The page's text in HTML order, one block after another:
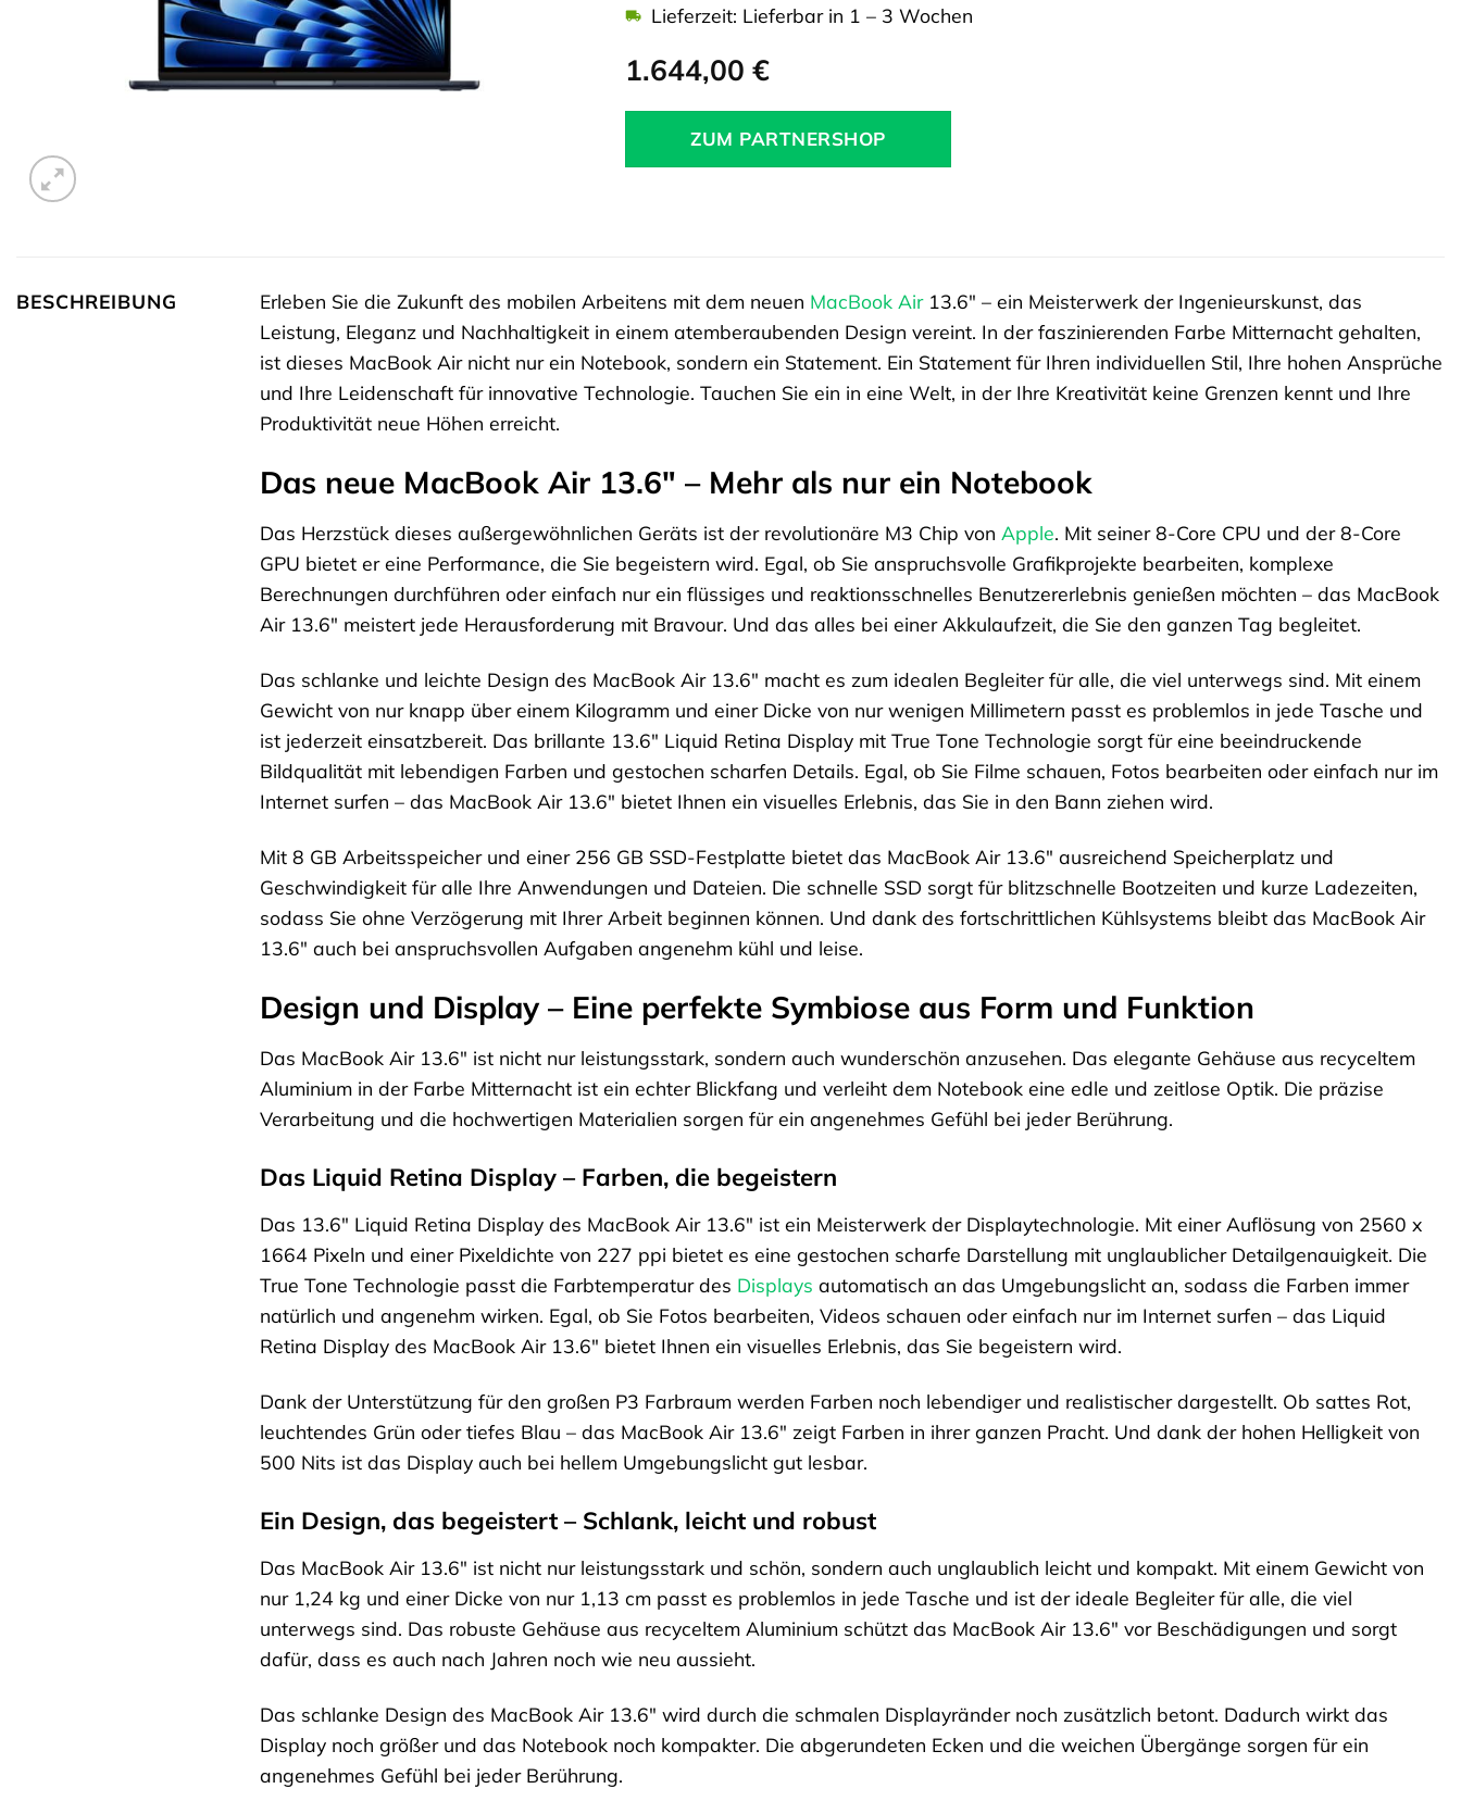
1.644,00 €
Lieferzeit: Lieferbar in 1 – 3 Wochen
ZUM PARTNERSHOP
BESCHREIBUNG Erleben Sie die Zukunft des mobilen Arbeitens mit dem neuen MacBook Air13.6″ – ein Meisterwerk der Ingenieurskunst, das
Leistung, Eleganz und Nachhaltigkeit in einem atemberaubenden Design vereint. In der faszinierenden Farbe Mitternacht gehalten,
ist dieses MacBook Air nicht nur ein Notebook, sondern ein Statement. Ein Statement für Ihren individuellen Stil, Ihre hohen Ansprüche
und Ihre Leidenschaft für innovative Technologie. Tauchen Sie ein in eine Welt, in der Ihre Kreativität keine Grenzen kennt und Ihre
Produktivität neue Höhen erreicht.
Das neue MacBook Air 13.6″ – Mehr als nur ein Notebook
Das Herzstück dieses außergewöhnlichen Geräts ist der revolutionäre M3 Chip von Apple. Mit seiner 8-Core CPU und der 8-Core
GPU bietet er eine Performance, die Sie begeistern wird. Egal, ob Sie anspruchsvolle Grafikprojekte bearbeiten, komplexe
Berechnungen durchführen oder einfach nur ein flüssiges und reaktionsschnelles Benutzererlebnis genießen möchten – das MacBook
Air 13.6″ meistert jede Herausforderung mit Bravour. Und das alles bei einer Akkulaufzeit, die Sie den ganzen Tag begleitet.
Das schlanke und leichte Design des MacBook Air 13.6″ macht es zum idealen Begleiter für alle, die viel unterwegs sind. Mit einem
Gewicht von nur knapp über einem Kilogramm und einer Dicke von nur wenigen Millimetern passt es problemlos in jede Tasche und
ist jederzeit einsatzbereit. Das brillante 13.6″ Liquid Retina Display mit True Tone Technologie sorgt für eine beeindruckende
Bildqualität mit lebendigen Farben und gestochen scharfen Details. Egal, ob Sie Filme schauen, Fotos bearbeiten oder einfach nur im
Internet surfen – das MacBook Air 13.6″ bietet Ihnen ein visuelles Erlebnis, das Sie in den Bann ziehen wird.
Mit 8 GB Arbeitsspeicher und einer 256 GB SSD-Festplatte bietet das MacBook Air 13.6″ ausreichend Speicherplatz und
Geschwindigkeit für alle Ihre Anwendungen und Dateien. Die schnelle SSD sorgt für blitzschnelle Bootzeiten und kurze Ladezeiten,
sodass Sie ohne Verzögerung mit Ihrer Arbeit beginnen können. Und dank des fortschrittlichen Kühlsystems bleibt das MacBook Air
13.6″ auch bei anspruchsvollen Aufgaben angenehm kühl und leise.
Design und Display – Eine perfekte Symbiose aus Form und Funktion
Das MacBook Air 13.6″ ist nicht nur leistungsstark, sondern auch wunderschön anzusehen. Das elegante Gehäuse aus recyceltem
Aluminium in der Farbe Mitternacht ist ein echter Blickfang und verleiht dem Notebook eine edle und zeitlose Optik. Die präzise
Verarbeitung und die hochwertigen Materialien sorgen für ein angenehmes Gefühl bei jeder Berührung.
Das Liquid Retina Display – Farben, die begeistern
Das 13.6″ Liquid Retina Display des MacBook Air 13.6″ ist ein Meisterwerk der Displaytechnologie. Mit einer Auflösung von 2560 x
1664 Pixeln und einer Pixeldichte von 227 ppi bietet es eine gestochen scharfe Darstellung mit unglaublicher Detailgenauigkeit. Die
True Tone Technologie passt die Farbtemperatur des Displays automatisch an das Umgebungslicht an, sodass die Farben immer
natürlich und angenehm wirken. Egal, ob Sie Fotos bearbeiten, Videos schauen oder einfach nur im Internet surfen – das Liquid
Retina Display des MacBook Air 13.6″ bietet Ihnen ein visuelles Erlebnis, das Sie begeistern wird.
Dank der Unterstützung für den großen P3 Farbraum werden Farben noch lebendiger und realistischer dargestellt. Ob sattes Rot,
leuchtendes Grün oder tiefes Blau – das MacBook Air 13.6″ zeigt Farben in ihrer ganzen Pracht. Und dank der hohen Helligkeit von
500 Nits ist das Display auch bei hellem Umgebungslicht gut lesbar.
Ein Design, das begeistert – Schlank, leicht und robust
Das MacBook Air 13.6″ ist nicht nur leistungsstark und schön, sondern auch unglaublich leicht und kompakt. Mit einem Gewicht von
nur 1,24 kg und einer Dicke von nur 1,13 cm passt es problemlos in jede Tasche und ist der ideale Begleiter für alle, die viel
unterwegs sind. Das robuste Gehäuse aus recyceltem Aluminium schützt das MacBook Air 13.6″ vor Beschädigungen und sorgt
dafür, dass es auch nach Jahren noch wie neu aussieht.
Das schlanke Design des MacBook Air 13.6″ wird durch die schmalen Displayränder noch zusätzlich betont. Dadurch wirkt das
Display noch größer und das Notebook noch kompakter. Die abgerundeten Ecken und die weichen Übergänge sorgen für ein
angenehmes Gefühl bei jeder Berührung.